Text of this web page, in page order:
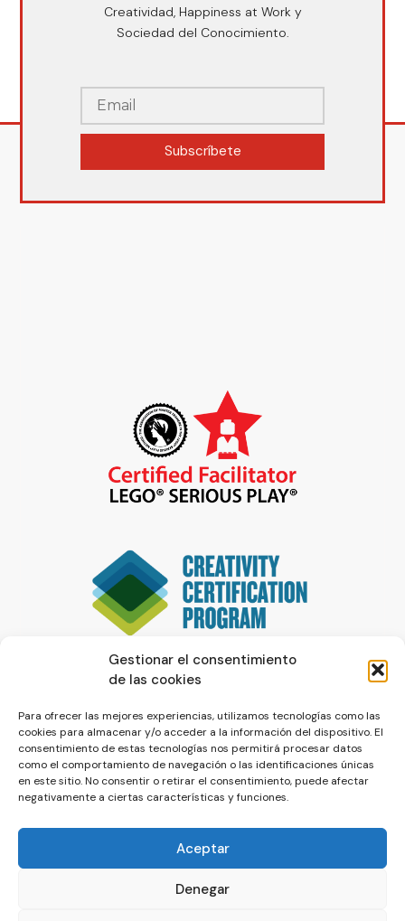
Gestionar el consentimiento
de las cookies
Para ofrecer las mejores experiencias, utilizamos tecnologías como las
cookies para almacenar y/o acceder a la información del dispositivo. El
consentimiento de estas tecnologías nos permitirá procesar datos
como el comportamiento de navegación o las identificaciones únicas
en este sitio. No consentir o retirar el consentimiento, puede afectar
negativamente a ciertas características y funciones.
Aceptar
Denegar
Creatividad, Happiness at Work y
Sociedad del Conocimiento.
Subscríbete